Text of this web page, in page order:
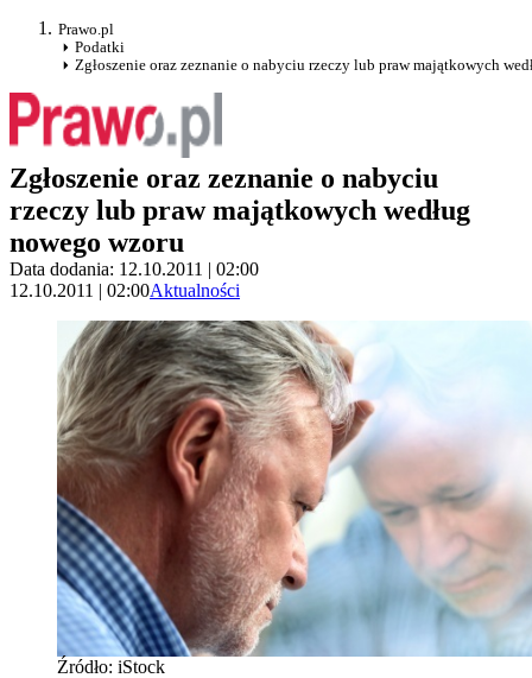
Prawo.pl
Podatki
Zgłoszenie oraz zeznanie o nabyciu rzeczy lub praw majątkowych
Zgłoszenie oraz zeznanie o nabyciu
rzeczy lub praw majątkowych według
nowego wzoru
Data dodania: 12.10.2011 | 02:00
12.10.2011 | 02:00Aktualności
Źródło: iStock